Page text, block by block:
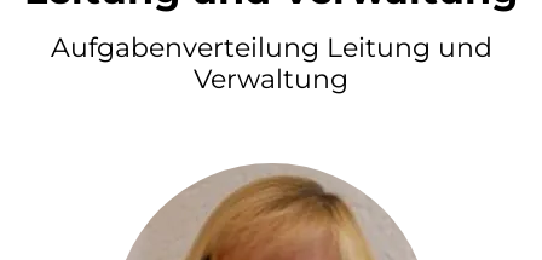
Aufgabenverteilung Leitung und
Verwaltung